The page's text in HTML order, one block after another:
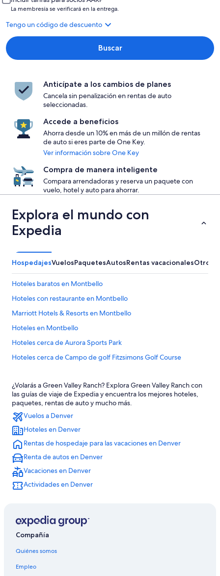
La membresía se verificará en la entrega.
Tengo un código de descuento
Buscar
Anticípate a los cambios de planes
Cancela sin penalización en rentas de auto
seleccionadas.
Accede a beneficios
Ahorra desde un 10% en más de un millón de rentas
de auto si eres parte de One Key.
Ver información sobre One Key
Compra de manera inteligente
Compara arrendadoras y reserva un paquete con
vuelo, hotel y auto para ahorrar.
Explora el mundo con
Expedia
HospedajesVuelosPaquetesAutosRentas vacacionalesOtros
Hoteles baratos en Montbello
Hoteles con restaurante en Montbello
Marriott Hotels & Resorts en Montbello
Hoteles en Montbello
Hoteles cerca de Aurora Sports Park
Hoteles cerca de Campo de golf Fitzsimons Golf Course
Hoteles cerca de The Children's Hospital
Hoteles 2 estrellas en Aurora
Hoteles 3 estrellas en Aurora
Hoteles 5 estrellas en Aurora
Cabañas en Aurora
Tiendas de campaña en Aurora
Casas de ciudad en Aurora
Casas de huéspedes en Aurora
Resorts en Aurora
Apartamentos en Aurora
Ranchos en Aurora
Hostales en Aurora
¿Volarás a Green Valley Ranch? Explora Green Valley Ranch con
las guías de viaje de Expedia y encuentra los mejores hoteles,
paquetes, rentas de auto y mucho más.
Vuelos a Denver
Hoteles en Denver
Rentas de hospedaje para las vacaciones en Denver
Renta de autos en Denver
Vacaciones en Denver
Actividades en Denver
Compañía
Quiénes somos
Empleo